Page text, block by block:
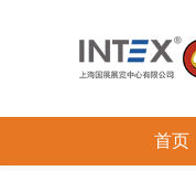
首页